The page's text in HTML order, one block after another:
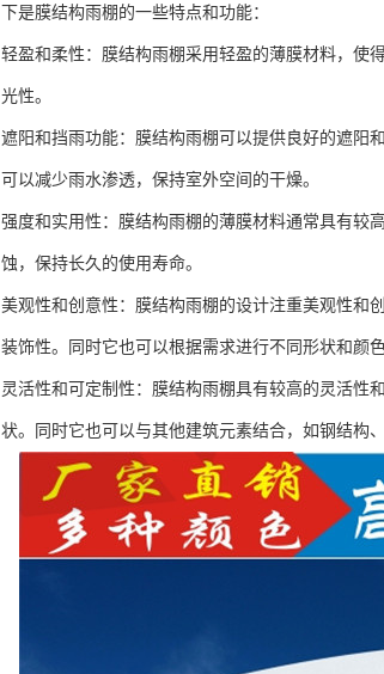
下是膜结构雨棚的一些特点和功能：
轻盈和柔性：膜结构雨棚采用轻盈的薄膜材料，使
光性。
遮阳和挡雨功能：膜结构雨棚可以提供良好的遮阳
可以减少雨水渗透，保持室外空间的干燥。
强度和实用性：膜结构雨棚的薄膜材料通常具有较
蚀，保持长久的使用寿命。
美观性和创意性：膜结构雨棚的设计注重美观性和
装饰性。同时它也可以根据需求进行不同形状和颜
灵活性和可定制性：膜结构雨棚具有较高的灵活性
状。同时它也可以与其他建筑元素结合，如钢结构